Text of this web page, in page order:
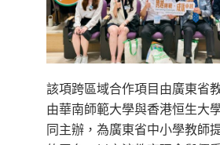
該項跨區域合作項目由廣東省
由華南師範大學與香港恒生大
同主辦，為廣東省中小學教師